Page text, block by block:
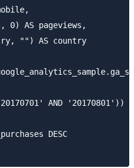
0) AS pageviews,
"") AS country
AND '20170801'))
DESC